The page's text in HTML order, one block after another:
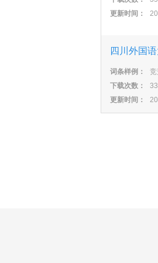
更新时间：
四川外国
词条样例：
下载次数：
更新时间：